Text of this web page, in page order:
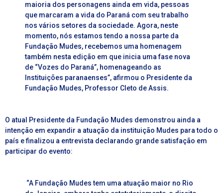
maioria dos personagens ainda em vida, pessoas
que marcaram a vida do Paraná com seu trabalho
nos vários setores da sociedade. Agora, neste
momento, nós estamos tendo a nossa parte da
Fundação Mudes, recebemos uma homenagem
também nesta edição em que inicia uma fase nova
de “Vozes do Paraná”, homenageando as
Instituições paranaenses”, afirmou o Presidente da
Fundação Mudes, Professor Cleto de Assis.
O atual Presidente da Fundação Mudes demonstrou ainda a
intenção em expandir a atuação da instituição Mudes para todo o
país e finalizou a entrevista declarando grande satisfação em
participar do evento:
“A Fundação Mudes tem uma atuação maior no Rio